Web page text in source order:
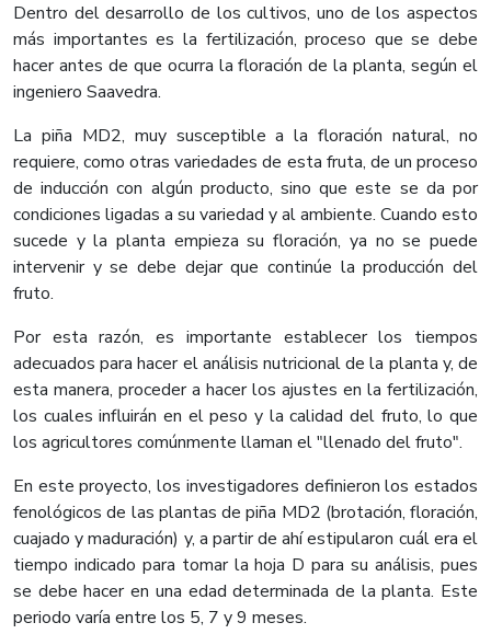
Dentro del desarrollo de los cultivos, uno de los aspectos
más importantes es la fertilización, proceso que se debe
hacer antes de que ocurra la floración de la planta, según el
ingeniero Saavedra.
La piña MD2, muy susceptible a la floración natural, no
requiere, como otras variedades de esta fruta, de un proceso
de inducción con algún producto, sino que este se da por
condiciones ligadas a su variedad y al ambiente. Cuando esto
sucede y la planta empieza su floración, ya no se puede
intervenir y se debe dejar que continúe la producción del
fruto.
Por esta razón, es importante establecer los tiempos
adecuados para hacer el análisis nutricional de la planta y, de
esta manera, proceder a hacer los ajustes en la fertilización,
los cuales influirán en el peso y la calidad del fruto, lo que
los agricultores comúnmente llaman el "llenado del fruto".
En este proyecto, los investigadores definieron los estados
fenológicos de las plantas de piña MD2 (brotación, floración,
cuajado y maduración) y, a partir de ahí estipularon cuál era el
tiempo indicado para tomar la hoja D para su análisis, pues
se debe hacer en una edad determinada de la planta. Este
periodo varía entre los 5, 7 y 9 meses.